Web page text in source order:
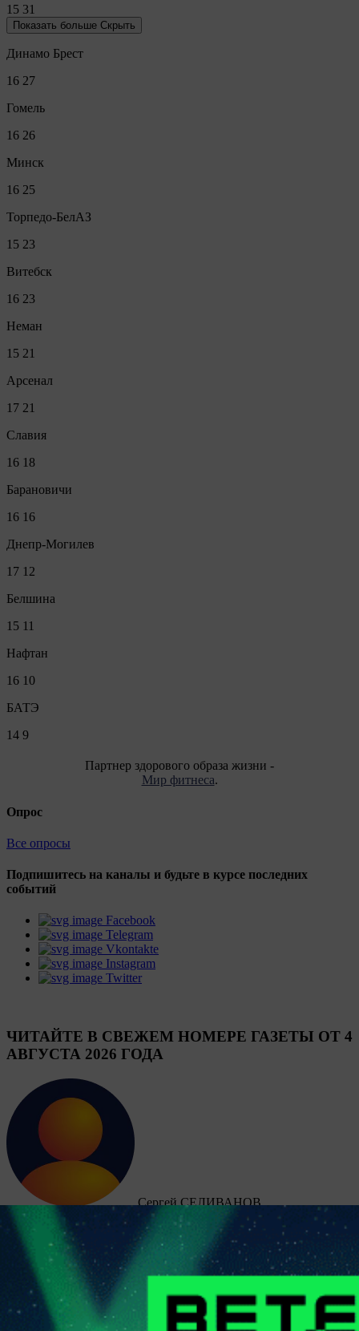
15 31
Показать больше Скрыть
Динамо Брест
16 27
Гомель
16 26
Минск
16 25
Торпедо-БелАЗ
15 23
Витебск
16 23
Неман
15 21
Арсенал
17 21
Славия
16 18
Барановичи
16 16
Днепр-Могилев
17 12
Белшина
15 11
Нафтан
16 10
БАТЭ
14 9
Партнер здорового образа жизни -
Мир фитнеса.
Опрос
Все опросы
Подпишитесь на каналы и будьте в курсе последних
событий
Facebook
Telegram
Vkontakte
Instagram
Twitter
ЧИТАЙТЕ В СВЕЖЕМ НОМЕРЕ ГАЗЕТЫ ОТ 4
АВГУСТА 2026 ГОДА
Сергей СЕЛИВАНОВ
Футбол. Betera-высшая лига. Особое мнение. Место для
шага…
Во время открытого до девятого августа трансферного окна в
Betera-высшей лиге уже совершено немало взаимовыгодных
сделок, но особняком выглядит возвращение в Могилев